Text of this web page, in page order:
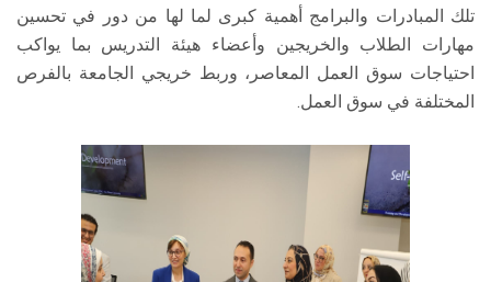
تلك المبادرات والبرامج أهمية كبرى لما لها من دور في تحسين
مهارات الطلاب والخريجين وأعضاء هيئة التدريس بما يواكب
احتياجات سوق العمل المعاصر، وربط خريجي الجامعة بالفرص
المختلفة في سوق العمل.